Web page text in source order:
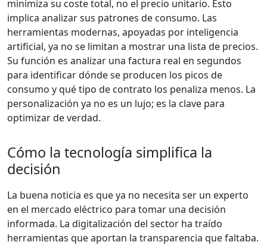
minimiza su coste total, no el precio unitario. Esto
implica analizar sus patrones de consumo. Las
herramientas modernas, apoyadas por inteligencia
artificial, ya no se limitan a mostrar una lista de precios.
Su función es analizar una factura real en segundos
para identificar dónde se producen los picos de
consumo y qué tipo de contrato los penaliza menos. La
personalización ya no es un lujo; es la clave para
optimizar de verdad.
Cómo la tecnología simplifica la
decisión
La buena noticia es que ya no necesita ser un experto
en el mercado eléctrico para tomar una decisión
informada. La digitalización del sector ha traído
herramientas que aportan la transparencia que faltaba.